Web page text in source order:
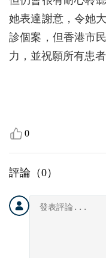
她表達謝意，令她
診個案，但香港市
力，並祝願所有患者
0
評論（0）